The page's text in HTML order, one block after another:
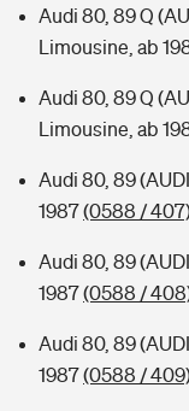
Audi 80, 89 Q
Limousine, ab
Audi 80, 89 Q
Limousine, ab
Audi 80, 89
1987(0588 /
Audi 80, 89
1987(0588 /
Audi 80, 89
1987(0588 /